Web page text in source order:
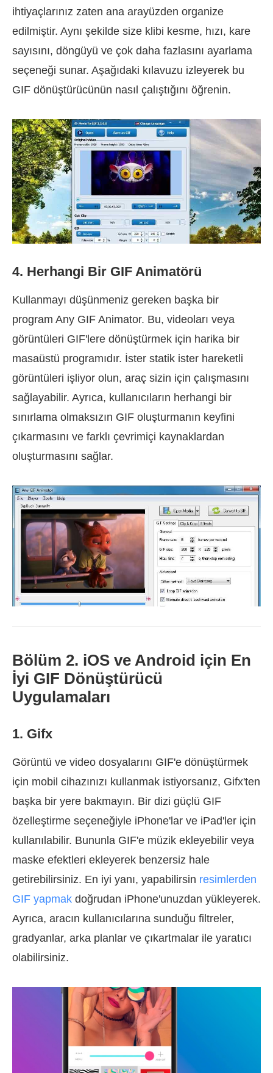
ihtiyaçlarınız zaten ana arayüzden organize
edilmiştir. Aynı şekilde size klibi kesme, hızı, kare
sayısını, döngüyü ve çok daha fazlasını ayarlama
seçeneği sunar. Aşağıdaki kılavuzu izleyerek bu
GIF dönüştürücünün nasıl çalıştığını öğrenin.
4. Herhangi Bir GIF Animatörü
Kullanmayı düşünmeniz gereken başka bir
program Any GIF Animator. Bu, videoları veya
görüntüleri GIF'lere dönüştürmek için harika bir
masaüstü programıdır. İster statik ister hareketli
görüntüleri işliyor olun, araç sizin için çalışmasını
sağlayabilir. Ayrıca, kullanıcıların herhangi bir
sınırlama olmaksızın GIF oluşturmanın keyfini
çıkarmasını ve farklı çevrimiçi kaynaklardan
oluşturmasını sağlar.
Bölüm 2. iOS ve Android için En
İyi GIF Dönüştürücü
Uygulamaları
1. Gifx
Görüntü ve video dosyalarını GIF'e dönüştürmek
için mobil cihazınızı kullanmak istiyorsanız, Gifx'ten
başka bir yere bakmayın. Bir dizi güçlü GIF
özelleştirme seçeneğiyle iPhone'lar ve iPad'ler için
kullanılabilir. Bununla GIF'e müzik ekleyebilir veya
maske efektleri ekleyerek benzersiz hale
getirebilirsiniz. En iyi yanı, yapabilirsin resimlerden
GIF yapmak doğrudan iPhone'unuzdan yükleyerek.
Ayrıca, aracın kullanıcılarına sunduğu filtreler,
gradyanlar, arka planlar ve çıkartmalar ile yaratıcı
olabilirsiniz.